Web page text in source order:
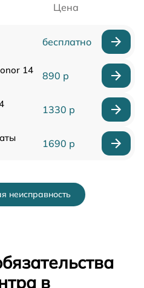
Цена
бесплатно
14
890 р
1330 р
1690 р
неисправность
в